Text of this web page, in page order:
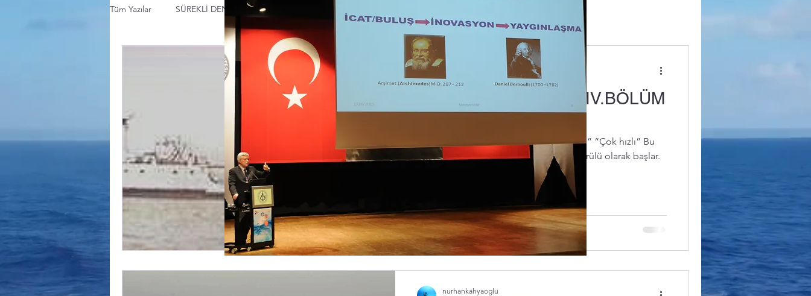
Tüm Yazılar SÜREKLİ DENİZCİLEŞME
MÜHENDİSLİK VE TASARIM
“Presto”
MİLGEM SENFONİSİ IV. BÖLÜM “Presto” “Çok hızlı” Bu
bölüm ilk üç bölümün ana temalarıyla örülü olarak başlar.
nurhankahyaoglu
30 Mar 2022
5 dakikada okunur
nurhankahyaoglu